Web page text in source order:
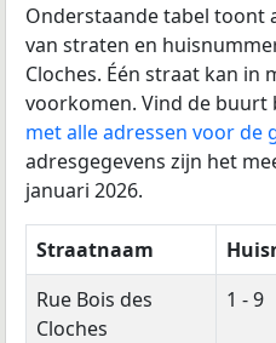
Onderstaande tabel toont
van straten en
Cloches. Één straat kan in
voorkomen. Vind de buurt
met alle adressen voor de
adresgegevens zijn het
januari 2026.
Straatnaam
Rue Bois des
Cloches
1 - 9